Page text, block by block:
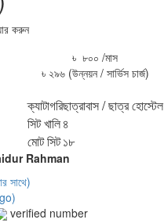
করুন
৳ ৮০০ /মাস
৳ ২৯৬ (উন্নয়ন / সার্ভিস চার্জ)
ক্যাটাগরিছাত্রাবাস / ছাত্র হোস্টেল
সিট খালি৪
মোট সিট১৮
Rahman
সাথে)
)
verified number